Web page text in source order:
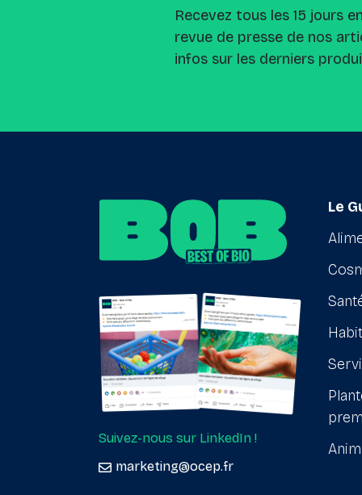
Recevez tous les 15 jours
revue de presse de nos
infos sur les derniers
Suivez-nous sur LinkedIn !
marketing@ocep.fr
Le